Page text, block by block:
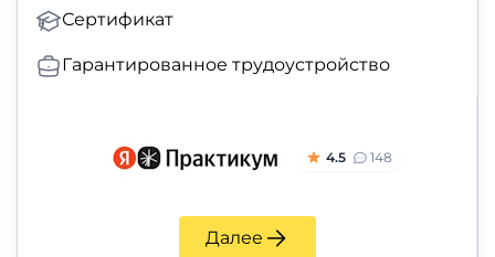
Сертификат
Гарантированное трудоустройство
4.5 148
Далее